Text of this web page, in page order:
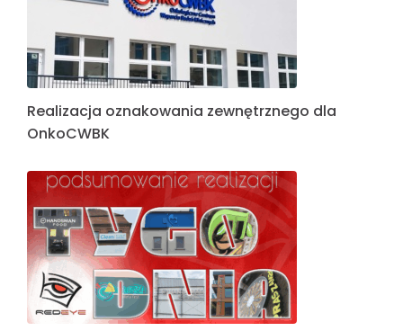
Realizacja oznakowania zewnętrznego dla
OnkoCWBK